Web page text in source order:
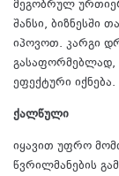
მეგობრულ
შანსი, ბიზნესში
იპოვოთ. კარგი
გასაფორმებლად,
ეფექტური იქნება.
ქალწული
იყავით უფრო
წვრილმანების